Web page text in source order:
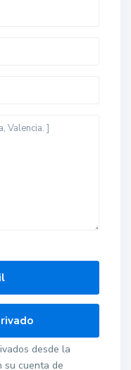
desde la
su cuenta de